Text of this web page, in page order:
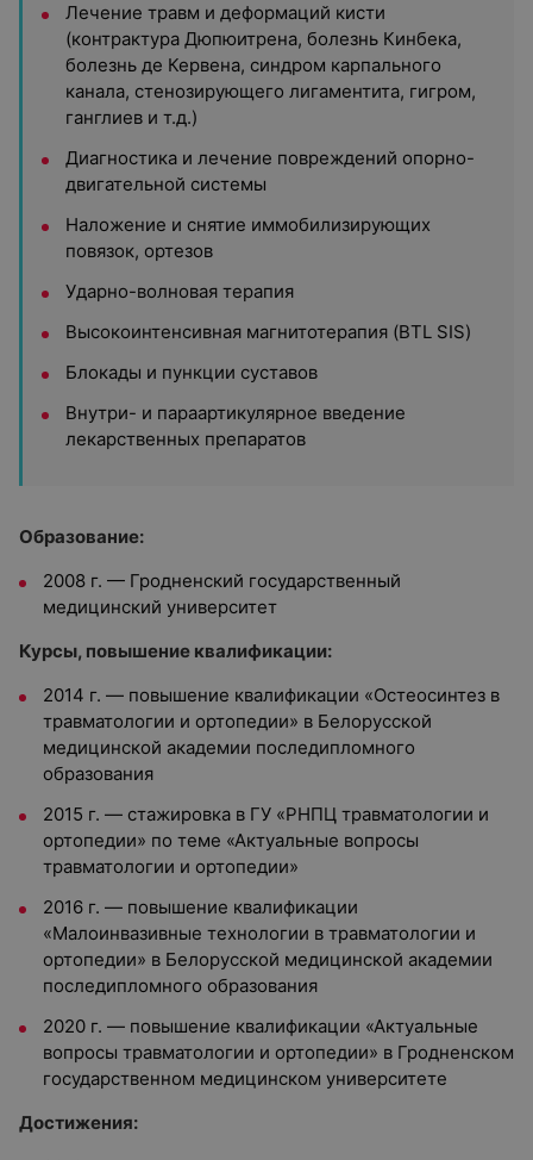
Лечение травм и деформаций кисти
(контрактура Дюпюитрена, болезнь Кинбека,
болезнь де Кервена, синдром карпального
канала, стенозирующего лигаментита, гигром,
ганглиев и т.д.)
Диагностика и лечение повреждений опорно-
двигательной системы
Наложение и снятие иммобилизирующих
повязок, ортезов
Ударно-волновая терапия
Высокоинтенсивная магнитотерапия (BTL SIS)
Блокады и пункции суставов
Внутри- и параартикулярное введение
лекарственных препаратов
Образование:
2008 г. — Гродненский государственный
медицинский университет
Курсы, повышение квалификации:
2014 г. — повышение квалификации «Остеосинтез в
травматологии и ортопедии» в Белорусской
медицинской академии последипломного
образования
2015 г. — стажировка в ГУ «РНПЦ травматологии и
ортопедии» по теме «Актуальные вопросы
травматологии и ортопедии»
2016 г. — повышение квалификации
«Малоинвазивные технологии в травматологии и
ортопедии» в Белорусской медицинской академии
последипломного образования
2020 г. — повышение квалификации «Актуальные
вопросы травматологии и ортопедии» в Гродненском
государственном медицинском университете
Достижения: